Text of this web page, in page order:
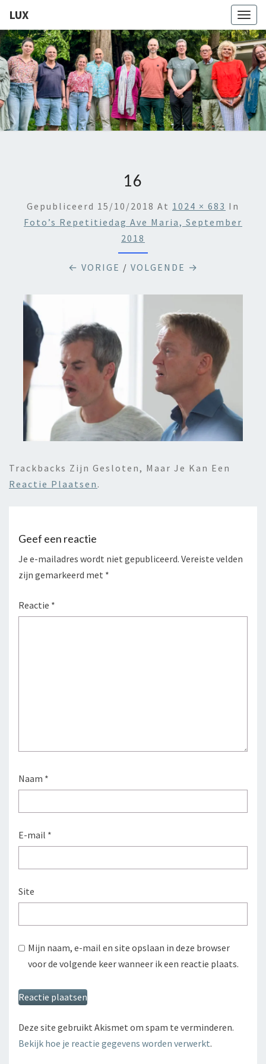
LUX
LUX
Kamerkoor
Onder
Leiding
Van
Angeliki
Ploka
16
Gepubliceerd 15/10/2018 At 1024 × 683 In
Foto’s Repetitiedag Ave Maria, September
2018
← VORIGE / VOLGENDE →
Trackbacks Zijn Gesloten, Maar Je Kan Een
Reactie Plaatsen .
Geef een reactie
Je e-mailadres wordt niet gepubliceerd. Vereiste velden
zijn gemarkeerd met *
Reactie *
Naam *
E-mail *
Site
Mijn naam, e-mail en site opslaan in deze browser
voor de volgende keer wanneer ik een reactie plaats.
Deze site gebruikt Akismet om spam te verminderen.
Bekijk hoe je reactie gegevens worden verwerkt.